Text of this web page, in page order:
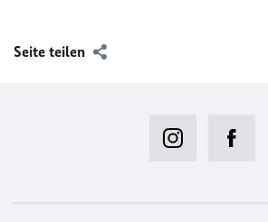
Seite teilen